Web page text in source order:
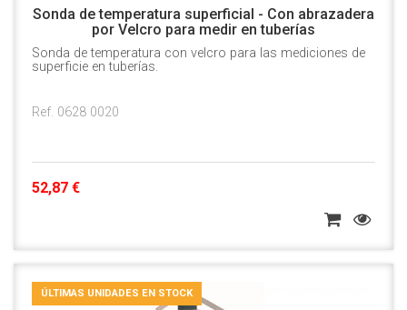
Sonda de temperatura superficial - Con abrazadera
por Velcro para medir en tuberías
Sonda de temperatura con velcro para las mediciones de
superficie en tuberías.
Ref. 0628 0020
52,87 €
ÚLTIMAS UNIDADES EN STOCK